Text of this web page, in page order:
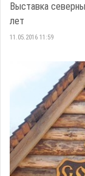
Выставка
лет
11.05.2016 11:59